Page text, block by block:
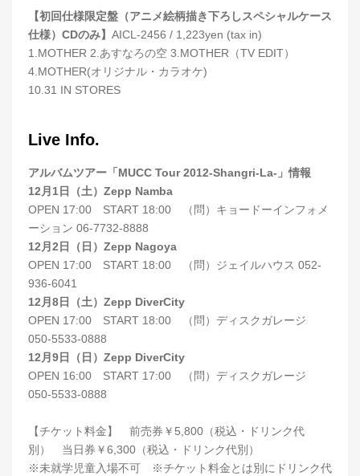
【初回仕様限定盤（アニメ絵柄描き下ろしスペシャルケース
仕様）CDのみ】 AICL-2456 / 1,223yen (tax in)
1.MOTHER 2.あすなろの空 3.MOTHER（TV EDIT）
4.MOTHER(オリジナル・カラオケ)
10.31 IN STORES
Live Info.
アルバムツアー「MUCC Tour 2012-Shangri-La-」情報
12月1日（土）Zepp Namba
OPEN 17:00 START 18:00 （問）キョードーインフォメ
ーション 06-7732-8888
12月2日（日）Zepp Nagoya
OPEN 17:00 START 18:00 （問）ジェイルハウス 052-
936-6041
12月8日（土）Zepp DiverCity
OPEN 17:00 START 18:00 （問）ディスクガレージ
050-5533-0888
12月9日（日）Zepp DiverCity
OPEN 16:00 START 17:00 （問）ディスクガレージ
050-5533-0888
【チケット料金】 前売券￥5,800（税込・ドリンク代
別） 当日券￥6,300（税込・ドリンク代別）
※未就学児童入場不可 ※チケット料金とは別にドリンク代